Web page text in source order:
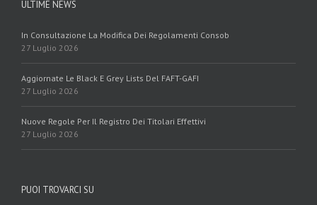
ULTIME NEWS
In Consultazione La Modifica Dei Regolamenti Consob
27 Luglio 2026
Aggiornate Le Black E Grey Lists Del FAFT-GAFI
27 Luglio 2026
Nuove Regole Per Il Registro Dei Titolari Effettivi
27 Luglio 2026
PUOI TROVARCI SU